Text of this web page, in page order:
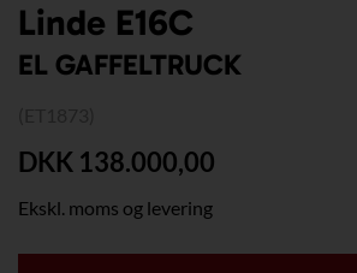
Linde E16C
EL GAFFELTRUCK
DKK 138.000,00
Ekskl. moms og levering